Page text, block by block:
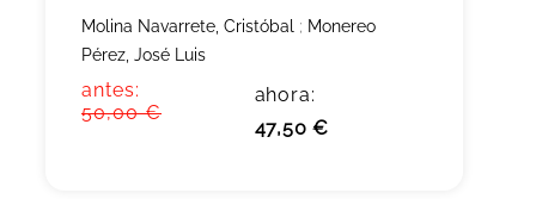
Molina Navarrete, Cristóbal ; Monereo
Pérez, José Luis
antes:
50,00 €
ahora:
47,50 €